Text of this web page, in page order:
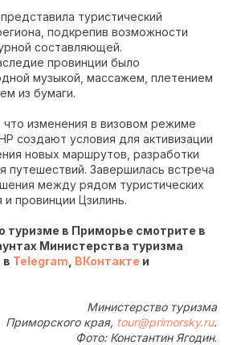
туристический
подкрепив возможности
составляющей.
провинции было
музыкой, массажем, плетением
из бумаги.
изменения в визовом режиме
создают условия для активизации
новых маршрутов, разработки
путешествий. Завершилась встреча
между рядом туристических
провинции Цзилинь.
туризме в Приморье смотрите в
Министерства туризма
в Telegram ВКонтакте и
Министерство туризма
Приморского края, tour@primorsky.ru.
Фото: Константин Ягодин.